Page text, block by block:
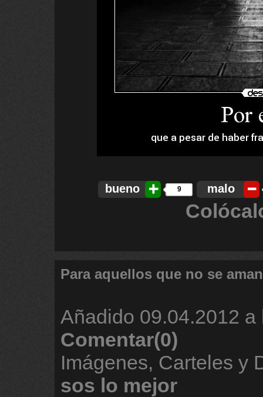
bueno 9 malo
Para aquellos que no se aman
Añadido 09.04.2012 a
Comentar(0)
Imágenes, Carteles y
sos lo mejor